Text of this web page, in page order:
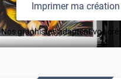
Imprimer ma création
Nos graphistes adaptent vos